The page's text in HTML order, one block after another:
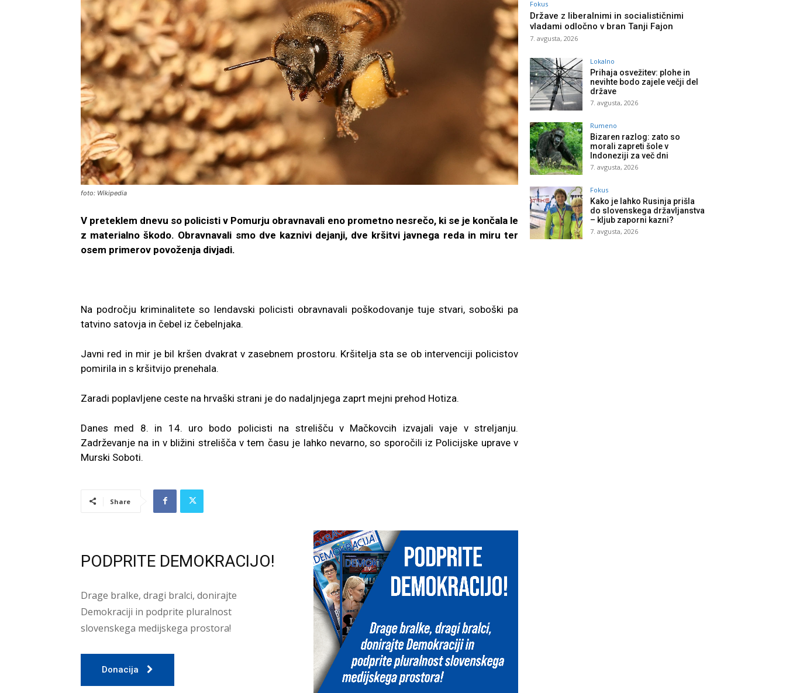
foto: Wikipedia
V preteklem dnevu so policisti v Pomurju obravnavali eno prometno nesrečo, ki se je končala le
z materialno škodo. Obravnavali smo dve kaznivi dejanji, dve kršitvi javnega reda in miru ter
osem primerov povoženja divjadi.
Na področju kriminalitete so lendavski policisti obravnavali poškodovanje tuje stvari, soboški pa
tatvino satovja in čebel iz čebelnjaka.
Javni red in mir je bil kršen dvakrat v zasebnem prostoru. Kršitelja sta se ob intervenciji policistov
pomirila in s kršitvijo prenehala.
Zaradi poplavljene ceste na hrvaški strani je do nadaljnjega zaprt mejni prehod Hotiza.
Danes med 8. in 14. uro bodo policisti na strelišču v Mačkovcih izvajali vaje v streljanju.
Zadrževanje na in v bližini strelišča v tem času je lahko nevarno, so sporočili iz Policijske uprave v
Murski Soboti.
Share
PODPRITE DEMOKRACIJO!
Drage bralke, dragi bralci, donirajte
Demokraciji in podprite pluralnost
slovenskega medijskega prostora!
Donacija
Fokus
Države z liberalnimi in socialističnimi
vladami odločno v bran Tanji Fajon
7. avgusta, 2026
Lokalno
Prihaja osvežitev: plohe in
nevihte bodo zajele večji del
države
7. avgusta, 2026
Rumeno
Bizaren razlog: zato so
morali zapreti šole v
Indoneziji za več dni
7. avgusta, 2026
Fokus
Kako je lahko Rusinja prišla
do slovenskega državljanstva
– kljub zaporni kazni?
7. avgusta, 2026